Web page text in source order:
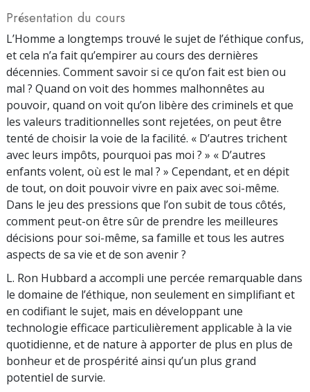
Présentation du cours
L’Homme a longtemps trouvé le sujet de l’éthique confus,
et cela n’a fait qu’empirer au cours des dernières
décennies. Comment savoir si ce qu’on fait est bien ou
mal ? Quand on voit des hommes malhonnêtes au
pouvoir, quand on voit qu’on libère des criminels et que
les valeurs traditionnelles sont rejetées, on peut être
tenté de choisir la voie de la facilité. « D’autres trichent
avec leurs impôts, pourquoi pas moi ? » « D’autres
enfants volent, où est le mal ? » Cependant, et en dépit
de tout, on doit pouvoir vivre en paix avec soi-même.
Dans le jeu des pressions que l’on subit de tous côtés,
comment peut-on être sûr de prendre les meilleures
décisions pour soi-même, sa famille et tous les autres
aspects de sa vie et de son avenir ?
L. Ron Hubbard a accompli une percée remarquable dans
le domaine de l’éthique, non seulement en simplifiant et
en codifiant le sujet, mais en développant une
technologie efficace particulièrement applicable à la vie
quotidienne, et de nature à apporter de plus en plus de
bonheur et de prospérité ainsi qu’un plus grand
potentiel de survie.